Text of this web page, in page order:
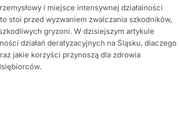
i miejsce intensywnej działalności
stoi przed wyzwaniem zwalczania szkodników,
gryzoni. W dzisiejszym artykule
działań deratyzacyjnych na Śląsku, dlaczego
jakie korzyści przynoszą dla zdrowia